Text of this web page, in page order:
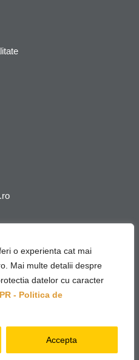
o experienta cat mai
Mai multe detalii despre
datelor cu caracter
- Politica de
Accepta
– with♥